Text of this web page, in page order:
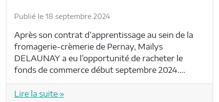
Publié le 18 septembre 2024
Après son contrat d’apprentissage au sein de la
fromagerie-crèmerie de Pernay, Maïlys
DELAUNAY a eu l’opportunité de racheter le
fonds de commerce début septembre 2024.…
Lire la suite »